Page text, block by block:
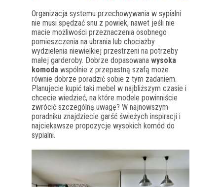
Organizacja systemu przechowywania w sypialni
nie musi spędzać snu z powiek, nawet jeśli nie
macie możliwości przeznaczenia osobnego
pomieszczenia na ubrania lub chociażby
wydzielenia niewielkiej przestrzeni na potrzeby
małej garderoby. Dobrze dopasowana wysoka
komoda wspólnie z przepastną szafą może
równie dobrze poradzić sobie z tym zadaniem.
Planujecie kupić taki mebel w najbliższym czasie i
chcecie wiedzieć, na które modele powinniście
zwrócić szczególną uwagę? W najnowszym
poradniku znajdziecie garść świeżych inspiracji i
najciekawsze propozycje wysokich komód do
sypialni.